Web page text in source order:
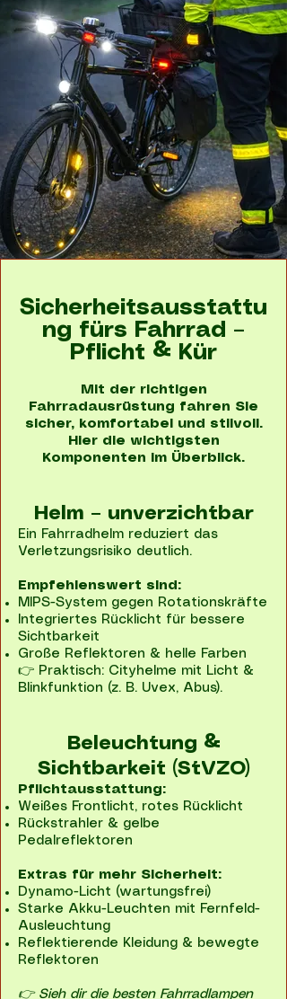
Sicherheitsausstattu
ng fürs Fahrrad –
Pflicht & Kür
Mit der richtigen
Fahrradausrüstung fahren Sie
sicher, komfortabel und stilvoll.
Hier die wichtigsten
Komponenten im Überblick.
Helm – unverzichtbar
Ein Fahrradhelm reduziert das
Verletzungsrisiko deutlich.
Empfehlenswert sind:
MIPS-System gegen Rotationskräfte
Integriertes Rücklicht für bessere
Sichtbarkeit
Große Reflektoren & helle Farben
👉 Praktisch: Cityhelme mit Licht &
Blinkfunktion (z. B. Uvex, Abus).
Beleuchtung &
Sichtbarkeit (StVZO)
Pflichtausstattung:
Weißes Frontlicht, rotes Rücklicht
Rückstrahler & gelbe
Pedalreflektoren
Extras für mehr Sicherheit:
Dynamo-Licht (wartungsfrei)
Starke Akku-Leuchten mit Fernfeld-
Ausleuchtung
Reflektierende Kleidung & bewegte
Reflektoren
👉 Sieh dir die besten Fahrradlampen